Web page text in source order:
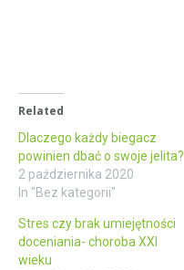
Related
Dlaczego każdy biegacz
powinien dbać o swoje jelita?
2 października 2020
In "Bez kategorii"
Stres czy brak umiejętności
doceniania- choroba XXI
wieku